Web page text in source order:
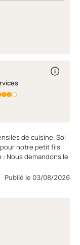
râpant ce qui
les années
de cuisine. Sol
notre petit fils
Nous demandons le
Publié le 03/08/2026